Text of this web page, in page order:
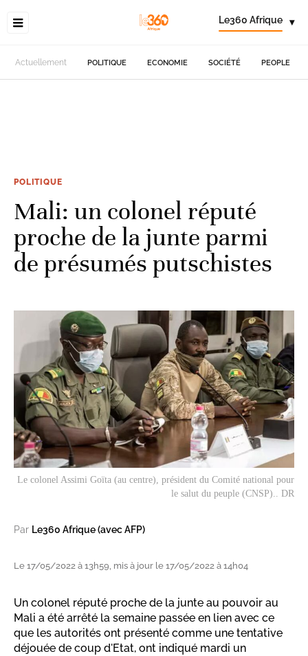
Le360 Afrique ▾
Actuellement POLITIQUE ECONOMIE SOCIÉTÉ PEOPLE
POLITIQUE
Mali: un colonel réputé
proche de la junte parmi
de présumés putschistes
Le colonel Assimi Goïta (au centre), président du Comité national pour
le salut du peuple (CNSP).. DR
Par Le360 Afrique (avec AFP)
Le 17/05/2022 à 13h59, mis à jour le 17/05/2022 à 14h04
Un colonel réputé proche de la junte au pouvoir au
Mali a été arrêté la semaine passée en lien avec ce
que les autorités ont présenté comme une tentative
déjouée de coup d'Etat, ont indiqué mardi un